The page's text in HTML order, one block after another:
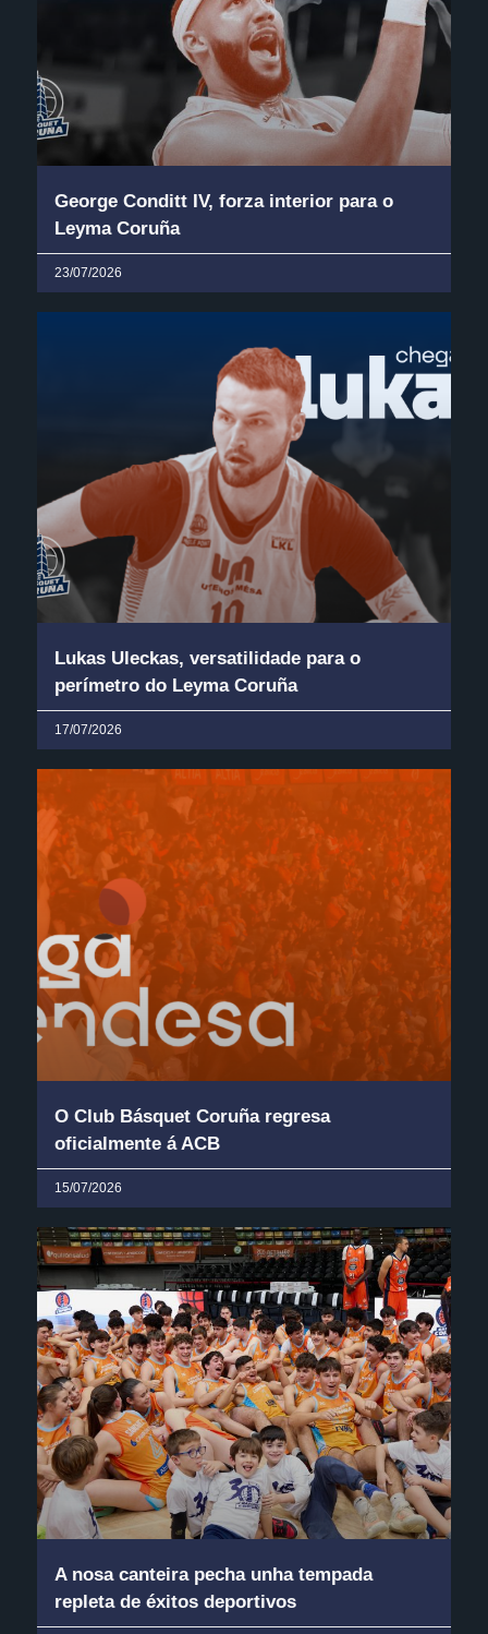
George Conditt IV, forza interior para o
Leyma Coruña
23/07/2026
Lukas Uleckas, versatilidade para o
perímetro do Leyma Coruña
17/07/2026
O Club Básquet Coruña regresa
oficialmente á ACB
15/07/2026
A nosa canteira pecha unha tempada
repleta de éxitos deportivos